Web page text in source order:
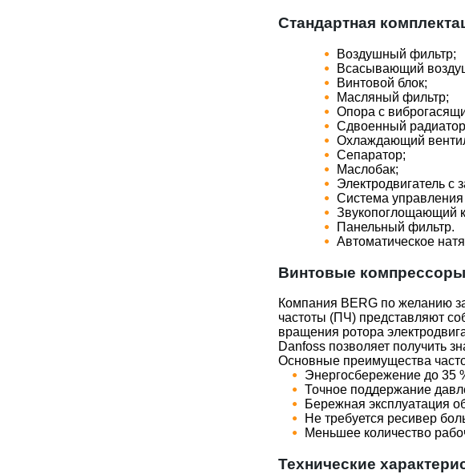
Стандартная
Воздушный фильтр;
Всасывающий
Винтовой блок;
Масляный фильтр;
Опора с
Сдвоенный
Охлаждающий
Сепаратор;
Маслобак;
Электродвигатель с
Система
Звукопоглощающий
Панельный фильтр.
Автоматическое
Винтовые
Компания BERG по желанию
частоты (ПЧ) представляют
вращения ротора
Danfoss позволяет получить
Основные преимущества
Энергосбережение до 35
Точное поддержание
Бережная эксплуатация
Не требуется ресивер
Меньшее количество
Технические